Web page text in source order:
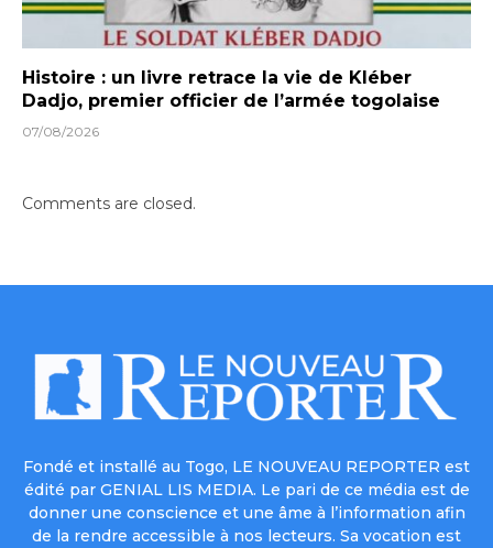
Histoire : un livre retrace la vie de Kléber
Dadjo, premier officier de l’armée togolaise
07/08/2026
Comments are closed.
Fondé et installé au Togo, LE NOUVEAU REPORTER est
édité par GENIAL LIS MEDIA. Le pari de ce média est de
donner une conscience et une âme à l’information afin
de la rendre accessible à nos lecteurs. Sa vocation est